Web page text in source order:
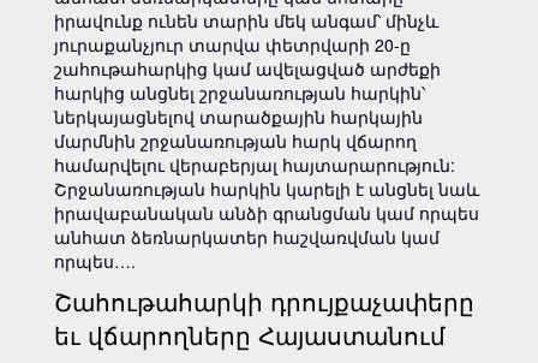
իրավունք ունեն տարին մեկ անգամ՝ մինչև
յուրաքանչյուր տարվա փետրվարի 20-ը
շահութահարկից կամ ավելացված արժեքի
հարկից անցնել շրջանառության հարկին՝
ներկայացնելով տարածքային հարկային
մարմնին շրջանառության հարկ վճարող
համարվելու վերաբերյալ հայտարարություն:
Շրջանառության հարկին կարելի է անցնել նաև
իրավաբանական անձի գրանցման կամ որպես
անհատ ձեռնարկատեր հաշվառվման կամ
որպես….
Շահութահարկի դրույքաչափերը
եւ վճարողները Հայաստանում